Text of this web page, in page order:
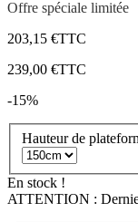
Offre spéciale limitée
203,15 €TTC
239,00 €TTC
-15%
Hauteur de
En stock !
ATTENTION :